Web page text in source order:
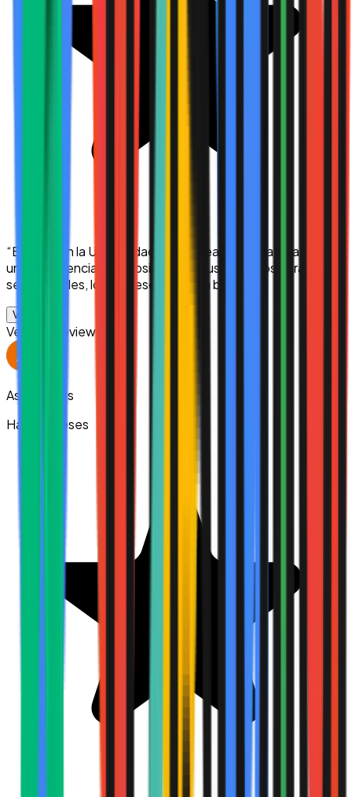
“Estudio en la Universidad Uk en línea y hasta ahora ha sido
una experiencia muy positiva. Me gusta que los horarios
sean flexibles, los profesores están bien pr...
Ver más
Verified Review
Asiel Valdes
Hace 2 meses